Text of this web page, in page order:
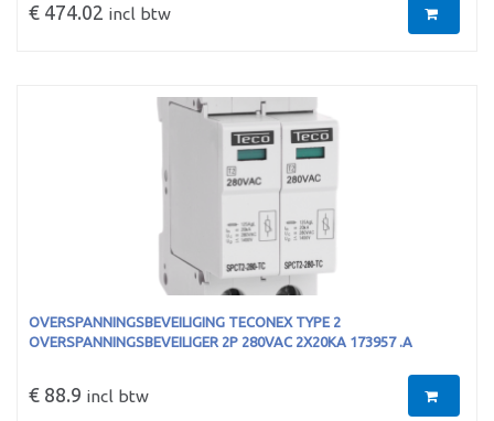
€ 474.02 incl btw
OVERSPANNINGSBEVEILIGING TECONEX TYPE 2
OVERSPANNINGSBEVEILIGER 2P 280VAC 2X20KA 173957 .A
€ 88.9 incl btw